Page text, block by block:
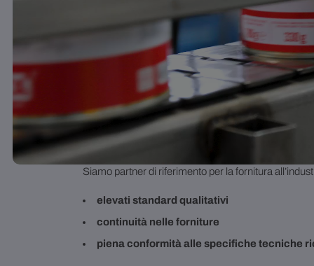
Siamo partner di riferimento per la fornitura
elevati standard qualitativi
continuità nelle forniture
piena conformità alle specifiche tecniche